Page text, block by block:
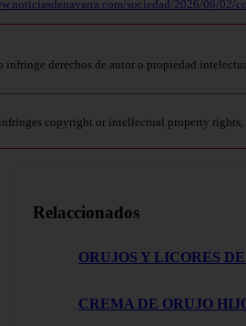
sociedad/2026/06/02/
infringe derechos de autor o propiedad
copyright or intellectual property rights,
Relaccionados
ORUJOS Y LICORES
CREMA DE ORUJO